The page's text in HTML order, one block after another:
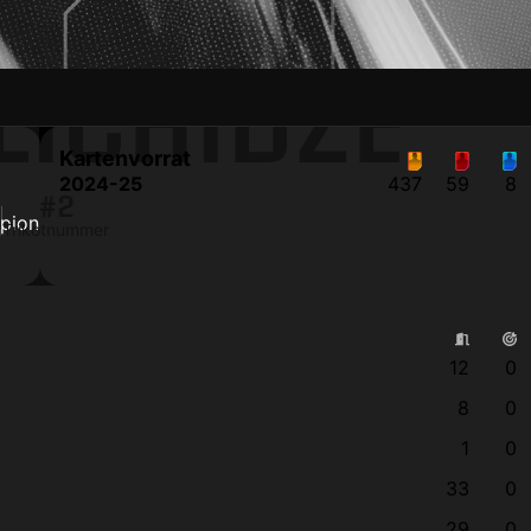
Trikotnummer
Kartenvorrat
2024-25 437 59 8
12
0
8
0
1
0
33
0